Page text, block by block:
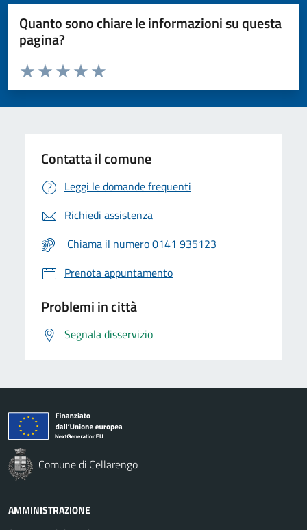
Quanto sono chiare le informazioni su questa
pagina?
Valuta da 1 a 5 stelle la pagina
Valuta 5 stelle su 5
Valuta 4 stelle su 5
Valuta 3 stelle su 5
Valuta 2 stelle su 5
Valuta 1 stelle su 5
Contatta il comune
Leggi le domande frequenti
Richiedi assistenza
Chiama il numero 0141 935123
Prenota appuntamento
Problemi in città
Segnala disservizio
Comune di Cellarengo
AMMINISTRAZIONE